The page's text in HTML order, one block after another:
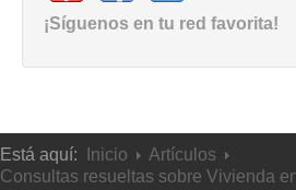
¡Síguenos en tu red favorita!
Está aquí: Inicio
Artículos
Consultas resueltas sobre Vivienda